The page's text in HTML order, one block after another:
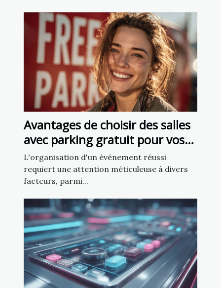
Avantages de choisir des salles
avec parking gratuit pour vos
événements
L'organisation d'un événement réussi
requiert une attention méticuleuse à divers
facteurs, parmi...